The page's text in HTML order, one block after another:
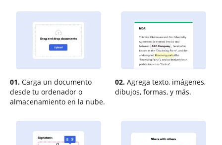
01. Carga un documento
desde tu ordenador o
almacenamiento en la nube.
02. Agrega texto, imágenes,
dibujos, formas, y más.